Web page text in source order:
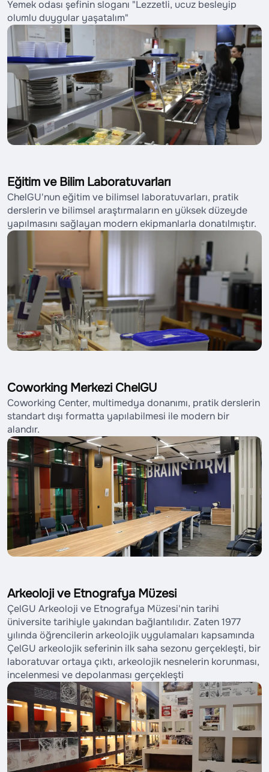
Yemek odası şefinin sloganı "Lezzetli, ucuz besleyip
olumlu duygular yaşatalım"
Eğitim ve Bilim Laboratuvarları
ChelGU'nun eğitim ve bilimsel laboratuvarları, pratik
derslerin ve bilimsel araştırmaların en yüksek düzeyde
yapılmasını sağlayan modern ekipmanlarla donatılmıştır.
Coworking Merkezi ChelGU
Coworking Center, multimedya donanımı, pratik derslerin
standart dışı formatta yapılabilmesi ile modern bir
alandır.
Arkeoloji ve Etnografya Müzesi
ÇelGU Arkeoloji ve Etnografya Müzesi'nin tarihi
üniversite tarihiyle yakından bağlantılıdır. Zaten 1977
yılında öğrencilerin arkeolojik uygulamaları kapsamında
ÇelGU arkeolojik seferinin ilk saha sezonu gerçekleşti, bir
laboratuvar ortaya çıktı, arkeolojik nesnelerin korunması,
incelenmesi ve depolanması gerçekleşti